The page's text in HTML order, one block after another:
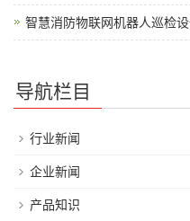
智慧消防物联网机器人巡检
导航栏目
行业新闻
企业新闻
产品知识